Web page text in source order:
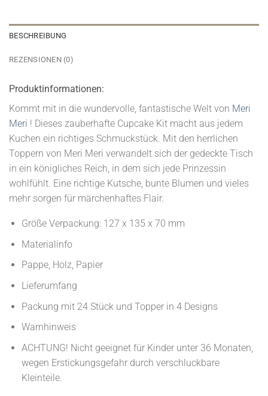
BESCHREIBUNG
REZENSIONEN (0)
Produktinformationen:
Kommt mit in die wundervolle, fantastische Welt von Meri
Meri ! Dieses zauberhafte Cupcake Kit macht aus jedem
Kuchen ein richtiges Schmuckstück. Mit den herrlichen
Toppern von Meri Meri verwandelt sich der gedeckte Tisch
in ein königliches Reich, in dem sich jede Prinzessin
wohlfühlt. Eine richtige Kutsche, bunte Blumen und vieles
mehr sorgen für märchenhaftes Flair.
Größe Verpackung: 127 x 135 x 70 mm
Materialinfo
Pappe, Holz, Papier
Lieferumfang
Packung mit 24 Stück und Topper in 4 Designs
Warnhinweis
ACHTUNG! Nicht geeignet für Kinder unter 36 Monaten,
wegen Erstickungsgefahr durch verschluckbare
Kleinteile.